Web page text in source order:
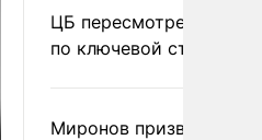
ЦБ пересмотрел
по ключевой ставке
Миронов призвал